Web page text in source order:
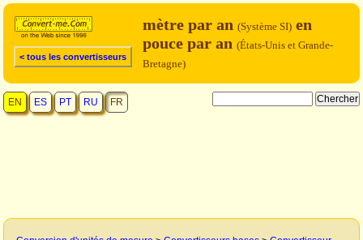
< tous les convertisseurs
mètre par an (Système SI) en
pouce par an (États-Unis et Grande-
Bretagne)
EN ES PT RU FR